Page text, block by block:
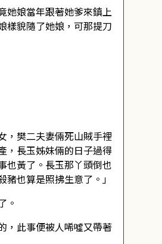
她娘當年跟著她爹來鎮上
樣貌隨了她娘，可那提刀
，樊二夫妻倆死山賊手裡
，長玉姊妹倆的日子過得
也黃了。長玉那丫頭倒也
也算是照拂生意了。」
。
，此事便被人唏噓又帶著